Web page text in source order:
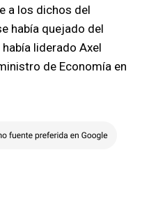
a los dichos del
había quejado del
liderado Axel
de Economía en